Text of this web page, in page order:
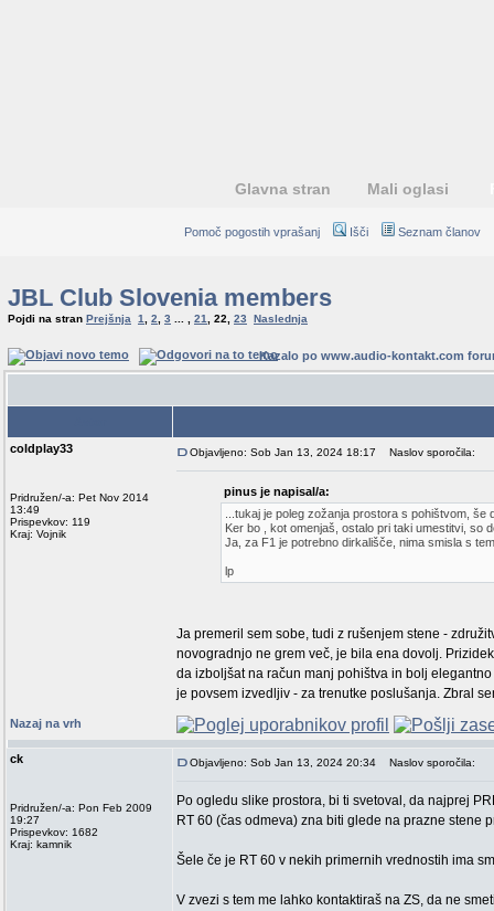
Glavna stran Mali oglasi
Pomoč pogostih vprašanj Išči Seznam članov
JBL Club Slovenia members
Pojdi na stran Prejšnja 1 2 3 21 22 23 Naslednja
Kazalo po www.audio-kontakt.com
coldplay33
Pridružen/-a: Pet Nov 2014
13:49
Prispevkov: 119
Kraj: Vojnik
Objavljeno: Sob Jan 13, 2024 18:17 Naslov sporočila:
pinus je napisal/a:
...tukaj je poleg zožanja prostora s pohištvom,
Ker bo , kot omenjaš, ostalo pri taki umestitvi, so
Ja, za F1 je potrebno dirkališče, nima smisla s
lp
Ja premeril sem sobe, tudi z rušenjem stene -
novogradnjo ne grem več, je bila ena dovolj.
da izboljšat na račun manj pohištva in bolj
je povsem izvedljiv - za trenutke poslušanja. Zbral
Nazaj na vrh
ck
Pridružen/-a: Pon Feb 2009
19:27
Prispevkov: 1682
Kraj: kamnik
Objavljeno: Sob Jan 13, 2024 20:34 Naslov sporočila:
Po ogledu slike prostora, bi ti svetoval, da najprej
RT 60 (čas odmeva) zna biti glede na prazne stene
Šele če je RT 60 v nekih primernih vrednostih ima
V zvezi s tem me lahko kontaktiraš na ZS, da ne